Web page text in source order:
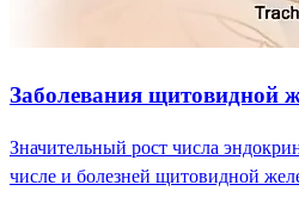
Заболевания щитовидной
Значительный рост числа
числе и болезней щитовидной